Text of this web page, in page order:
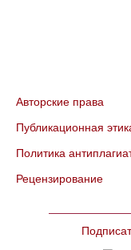
Авторские права
Публикационная
Политика
Рецензирование